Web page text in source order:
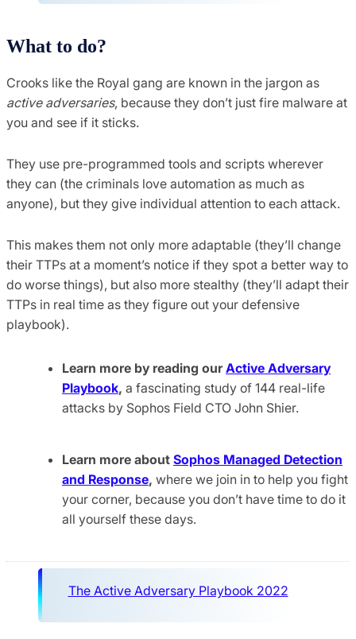
What to do?
Crooks like the Royal gang are known in the jargon as
active adversaries, because they don’t just fire malware at
you and see if it sticks.
They use pre-programmed tools and scripts wherever
they can (the criminals love automation as much as
anyone), but they give individual attention to each attack.
This makes them not only more adaptable (they’ll change
their TTPs at a moment’s notice if they spot a better way to
do worse things), but also more stealthy (they’ll adapt their
TTPs in real time as they figure out your defensive
playbook).
Learn more by reading our Active Adversary
Playbook, a fascinating study of 144 real-life
attacks by Sophos Field CTO John Shier.
Learn more about Sophos Managed Detection
and Response, where we join in to help you fight
your corner, because you don’t have time to do it
all yourself these days.
The Active Adversary Playbook 2022